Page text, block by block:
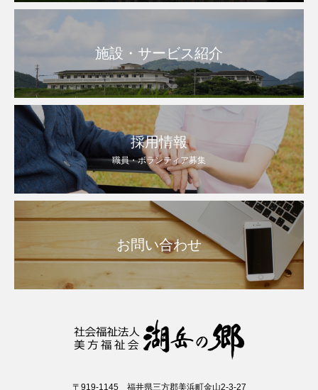
施設・サービス紹介
採用情報
職員・ボランティア募集
お問い合わせ
〒919-1145 福井県三方郡美浜町金山2-3-27